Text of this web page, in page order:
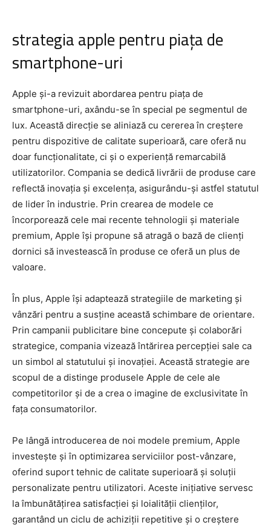
strategia apple pentru piața de
smartphone-uri
Apple și-a revizuit abordarea pentru piața de
smartphone-uri, axându-se în special pe segmentul de
lux. Această direcție se aliniază cu cererea în creștere
pentru dispozitive de calitate superioară, care oferă nu
doar funcționalitate, ci și o experiență remarcabilă
utilizatorilor. Compania se dedică livrării de produse care
reflectă inovația și excelența, asigurându-și astfel statutul
de lider în industrie. Prin crearea de modele ce
încorporează cele mai recente tehnologii și materiale
premium, Apple își propune să atragă o bază de clienți
dornici să investească în produse ce oferă un plus de
valoare.
În plus, Apple își adaptează strategiile de marketing și
vânzări pentru a susține această schimbare de orientare.
Prin campanii publicitare bine concepute și colaborări
strategice, compania vizează întărirea percepției sale ca
un simbol al statutului și inovației. Această strategie are
scopul de a distinge produsele Apple de cele ale
competitorilor și de a crea o imagine de exclusivitate în
fața consumatorilor.
Pe lângă introducerea de noi modele premium, Apple
investește și în optimizarea serviciilor post-vânzare,
oferind suport tehnic de calitate superioară și soluții
personalizate pentru utilizatori. Aceste inițiative servesc
la îmbunătățirea satisfacției și loialității clienților,
garantând un ciclu de achiziții repetitive și o creștere